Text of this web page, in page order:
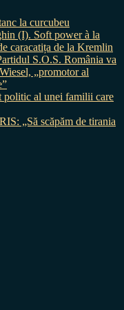
la curcubeu
(I). Soft power à la
caracatița de la Kremlin
S.O.S. România va
„promotor al
politic al unei familii care
„Să scăpăm de tirania